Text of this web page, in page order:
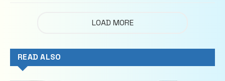
LOAD MORE
READ ALSO